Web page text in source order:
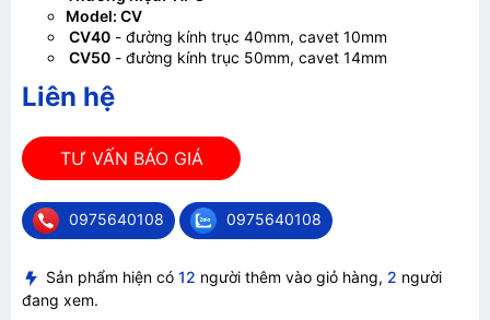
Model: CV
CV40 - đường kính trục 40mm, cavet 10mm
CV50 - đường kính trục 50mm, cavet 14mm
Liên hệ
TƯ VẤN BÁO GIÁ
0975640108 0975640108
Sản phẩm hiện có 12 người thêm vào giỏ hàng, 2 người
đang xem.